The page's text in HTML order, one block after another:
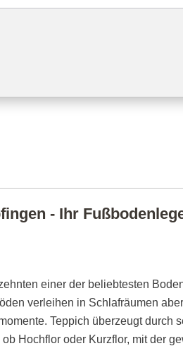
- Ihr
einer der beliebtesten
verleihen in Schlafräumen
Teppich überzeugt durch
Hochflor oder Kurzflor, mit der